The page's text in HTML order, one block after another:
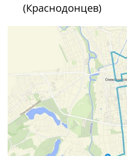
(Краснодонцев)